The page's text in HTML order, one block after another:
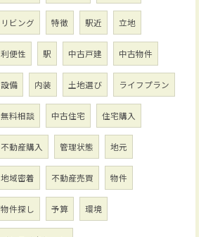
リビング 特徴 駅近 立地
利便性 駅 中古戸建 中古物件
設備 内装 土地選び ライフプラン
無料相談 中古住宅 住宅購入
不動産購入 管理状態 地元
地域密着 不動産売買 物件
物件探し 予算 環境